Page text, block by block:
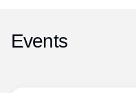
Events